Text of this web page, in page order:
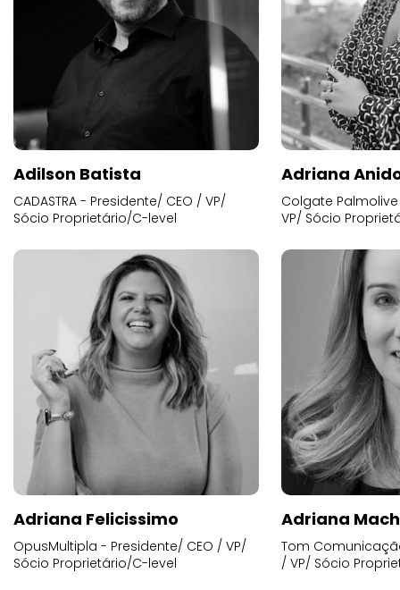
Adilson Batista
CADASTRA - Presidente/ CEO / VP/
Sócio Proprietário/C-level
Adriana
Colgate
VP/ Sócio
Adriana Felicissimo
OpusMultipla - Presidente/ CEO / VP/
Sócio Proprietário/C-level
Adriana
Tom
/ VP/ Sócio